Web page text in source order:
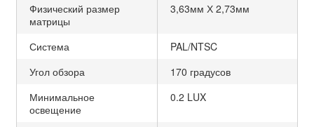
Физический размер
матрицы
3,63мм Х 2,73мм
Система
PAL/NTSC
Угол обзора
170 градусов
Минимальное
освещение
0.2 LUX